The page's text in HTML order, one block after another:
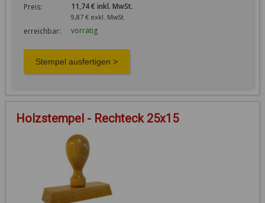
Preis: 11,74 € inkl. MwSt.
9,87 € exkl. MwSt.
erreichbar: vorrätig
Holzstempel - Rechteck 25x15